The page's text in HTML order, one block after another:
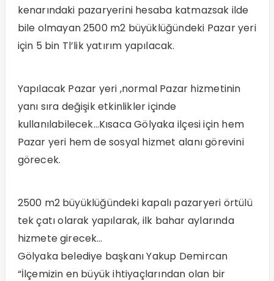
kenarındaki pazaryerini hesaba katmazsak ilde
bile olmayan 2500 m2 büyüklüğündeki Pazar yeri
için 5 bin Tl’lik yatırım yapılacak.
Yapılacak Pazar yeri ,normal Pazar hizmetinin
yanı sıra değişik etkinlikler içinde
kullanılabilecek…Kısaca Gölyaka ilçesi için hem
Pazar yeri hem de sosyal hizmet alanı görevini
görecek.
2500 m2 büyüklüğündeki kapalı pazaryeri örtülü
tek çatı olarak yapılarak, ilk bahar aylarında
hizmete girecek…
Gölyaka belediye başkanı Yakup Demircan
“İlçemizin en büyük ihtiyaçlarından olan bir